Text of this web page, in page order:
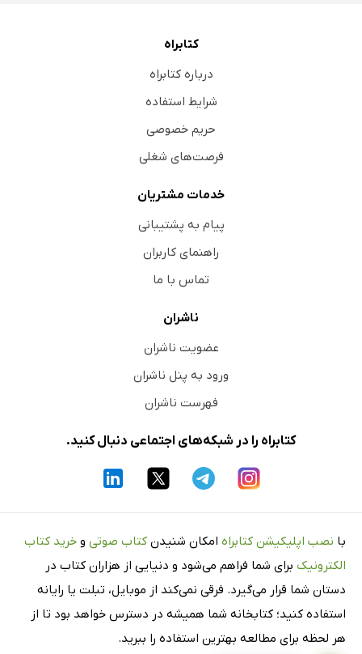
کتابراه
درباره کتابراه
شرایط استفاده
حریم خصوصی
فرصت‌های شغلی
خدمات مشتریان
پیام به پشتیبانی
راهنمای کاربران
تماس با ما
ناشران
عضویت ناشران
ورود به پنل ناشران
فهرست ناشران
کتابراه را در شبکه‌های اجتماعی دنبال کنید.
با نصب اپلیکیشن کتابراه امکان شنیدن کتاب صوتی و خرید کتاب
الکترونیک برای شما فراهم می‌شود و دنیایی از هزاران کتاب در
دستان شما قرار می‌گیرد. فرقی نمی‌کند از موبایل، تبلت یا رایانه
استفاده کنید؛ کتابخانه شما همیشه در دسترس خواهد بود تا از
هر لحظه برای مطالعه بهترین استفاده را ببرید.